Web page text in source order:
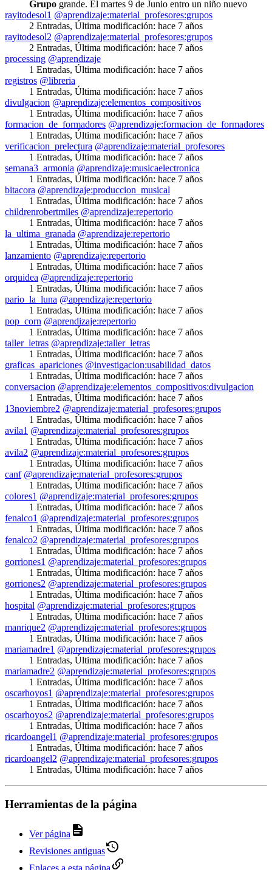
Grupo grande. El martes 9 de Junio entro un niño nuevo
rayitodesol1 @aprendizaje:material_profesores:grupos
2 Entradas, Última modificación: hace 7 años
rayitodesol2 @aprendizaje:material_profesores:grupos
2 Entradas, Última modificación: hace 7 años
processing @aprendizaje
1 Entradas, Última modificación: hace 7 años
registros @libreria
1 Entradas, Última modificación: hace 7 años
divulgacion @aprendizaje:elementos_compositivos
1 Entradas, Última modificación: hace 7 años
formacion_de_formadores @aprendizaje:formacion_de_formadores
1 Entradas, Última modificación: hace 7 años
verificacion_prelectura @aprendizaje:material_profesores
1 Entradas, Última modificación: hace 7 años
semana3_armonia @aprendizaje:musicaelectronica
1 Entradas, Última modificación: hace 7 años
bitacora @aprendizaje:produccion_musical
1 Entradas, Última modificación: hace 7 años
childrenrobertmiles @aprendizaje:repertorio
1 Entradas, Última modificación: hace 7 años
la_ultima_granada @aprendizaje:repertorio
1 Entradas, Última modificación: hace 7 años
lanzamiento @aprendizaje:repertorio
1 Entradas, Última modificación: hace 7 años
orquidea @aprendizaje:repertorio
1 Entradas, Última modificación: hace 7 años
pario_la_luna @aprendizaje:repertorio
1 Entradas, Última modificación: hace 7 años
pop_corn @aprendizaje:repertorio
1 Entradas, Última modificación: hace 7 años
taller_letras @aprendizaje:taller_letras
1 Entradas, Última modificación: hace 7 años
graficas_apariciones @investigacion:usabilidad_datos
1 Entradas, Última modificación: hace 7 años
conversacion @aprendizaje:elementos_compositivos:divulgacion
1 Entradas, Última modificación: hace 7 años
13noviembre2 @aprendizaje:material_profesores:grupos
1 Entradas, Última modificación: hace 7 años
avila1 @aprendizaje:material_profesores:grupos
1 Entradas, Última modificación: hace 7 años
avila2 @aprendizaje:material_profesores:grupos
1 Entradas, Última modificación: hace 7 años
canf @aprendizaje:material_profesores:grupos
1 Entradas, Última modificación: hace 7 años
colores1 @aprendizaje:material_profesores:grupos
1 Entradas, Última modificación: hace 7 años
fenalco1 @aprendizaje:material_profesores:grupos
1 Entradas, Última modificación: hace 7 años
fenalco2 @aprendizaje:material_profesores:grupos
1 Entradas, Última modificación: hace 7 años
gorriones1 @aprendizaje:material_profesores:grupos
1 Entradas, Última modificación: hace 7 años
gorriones2 @aprendizaje:material_profesores:grupos
1 Entradas, Última modificación: hace 7 años
hospital @aprendizaje:material_profesores:grupos
1 Entradas, Última modificación: hace 7 años
manrique2 @aprendizaje:material_profesores:grupos
1 Entradas, Última modificación: hace 7 años
mariamadre1 @aprendizaje:material_profesores:grupos
1 Entradas, Última modificación: hace 7 años
mariamadre2 @aprendizaje:material_profesores:grupos
1 Entradas, Última modificación: hace 7 años
oscarhoyos1 @aprendizaje:material_profesores:grupos
1 Entradas, Última modificación: hace 7 años
oscarhoyos2 @aprendizaje:material_profesores:grupos
1 Entradas, Última modificación: hace 7 años
ricardoangel1 @aprendizaje:material_profesores:grupos
1 Entradas, Última modificación: hace 7 años
ricardoangel2 @aprendizaje:material_profesores:grupos
1 Entradas, Última modificación: hace 7 años
Herramientas de la página
Ver página
Revisiones antiguas
Enlaces a esta página